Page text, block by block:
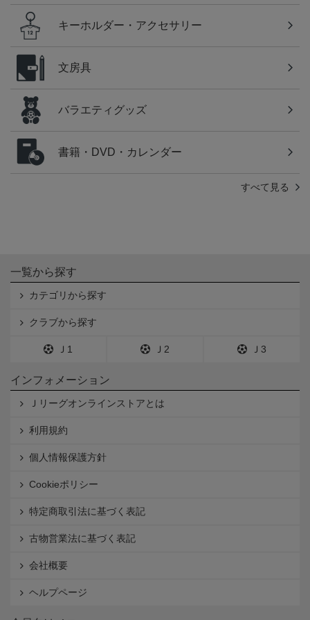
キーホルダー・アクセサリー
文房具
バラエティグッズ
書籍・DVD・カレンダー
すべて見る
一覧から探す
カテゴリから探す
クラブから探す
Ｊ1 Ｊ2 Ｊ3
インフォメーション
Ｊリーグオンラインストアとは
利用規約
個人情報保護方針
Cookieポリシー
特定商取引法に基づく表記
古物営業法に基づく表記
会社概要
ヘルプページ